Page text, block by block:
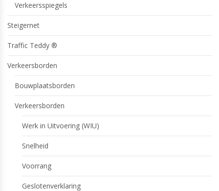
Verkeersspiegels
Steigernet
Traffic Teddy ®
Verkeersborden
Bouwplaatsborden
Verkeersborden
Werk in Uitvoering (WIU)
Snelheid
Voorrang
Geslotenverklaring